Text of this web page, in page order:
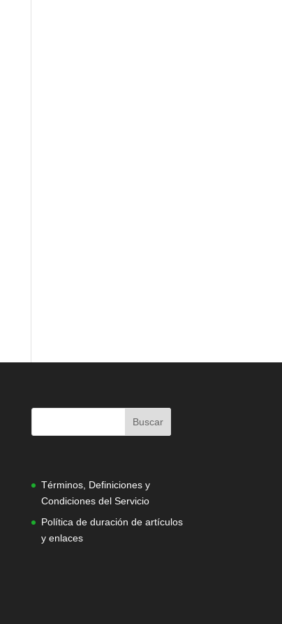
Términos, Definiciones y
Condiciones del Servicio
Política de duración de artículos
y enlaces